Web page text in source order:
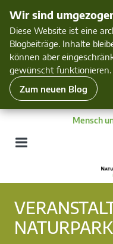
Wir sind
Diese Website ist eine
Blogbeiträge. Inhalte
können aber
gewünscht funktionieren.
Zum neuen Blog
Mensch